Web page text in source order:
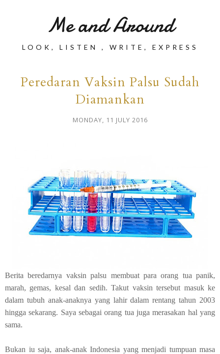
Me and Around
LOOK, LISTEN , WRITE, EXPRESS
Peredaran Vaksin Palsu Sudah
Diamankan
MONDAY, 11 JULY 2016
Berita beredarnya vaksin palsu membuat para orang tua panik,
marah, gemas, kesal dan sedih. Takut vaksin tersebut masuk ke
dalam tubuh anak-anaknya yang lahir dalam rentang tahun 2003
hingga sekarang. Saya sebagai orang tua juga merasakan hal yang
sama.
Bukan iu saja, anak-anak Indonesia yang menjadi tumpuan masa